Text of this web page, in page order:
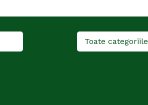
Toate categoriile